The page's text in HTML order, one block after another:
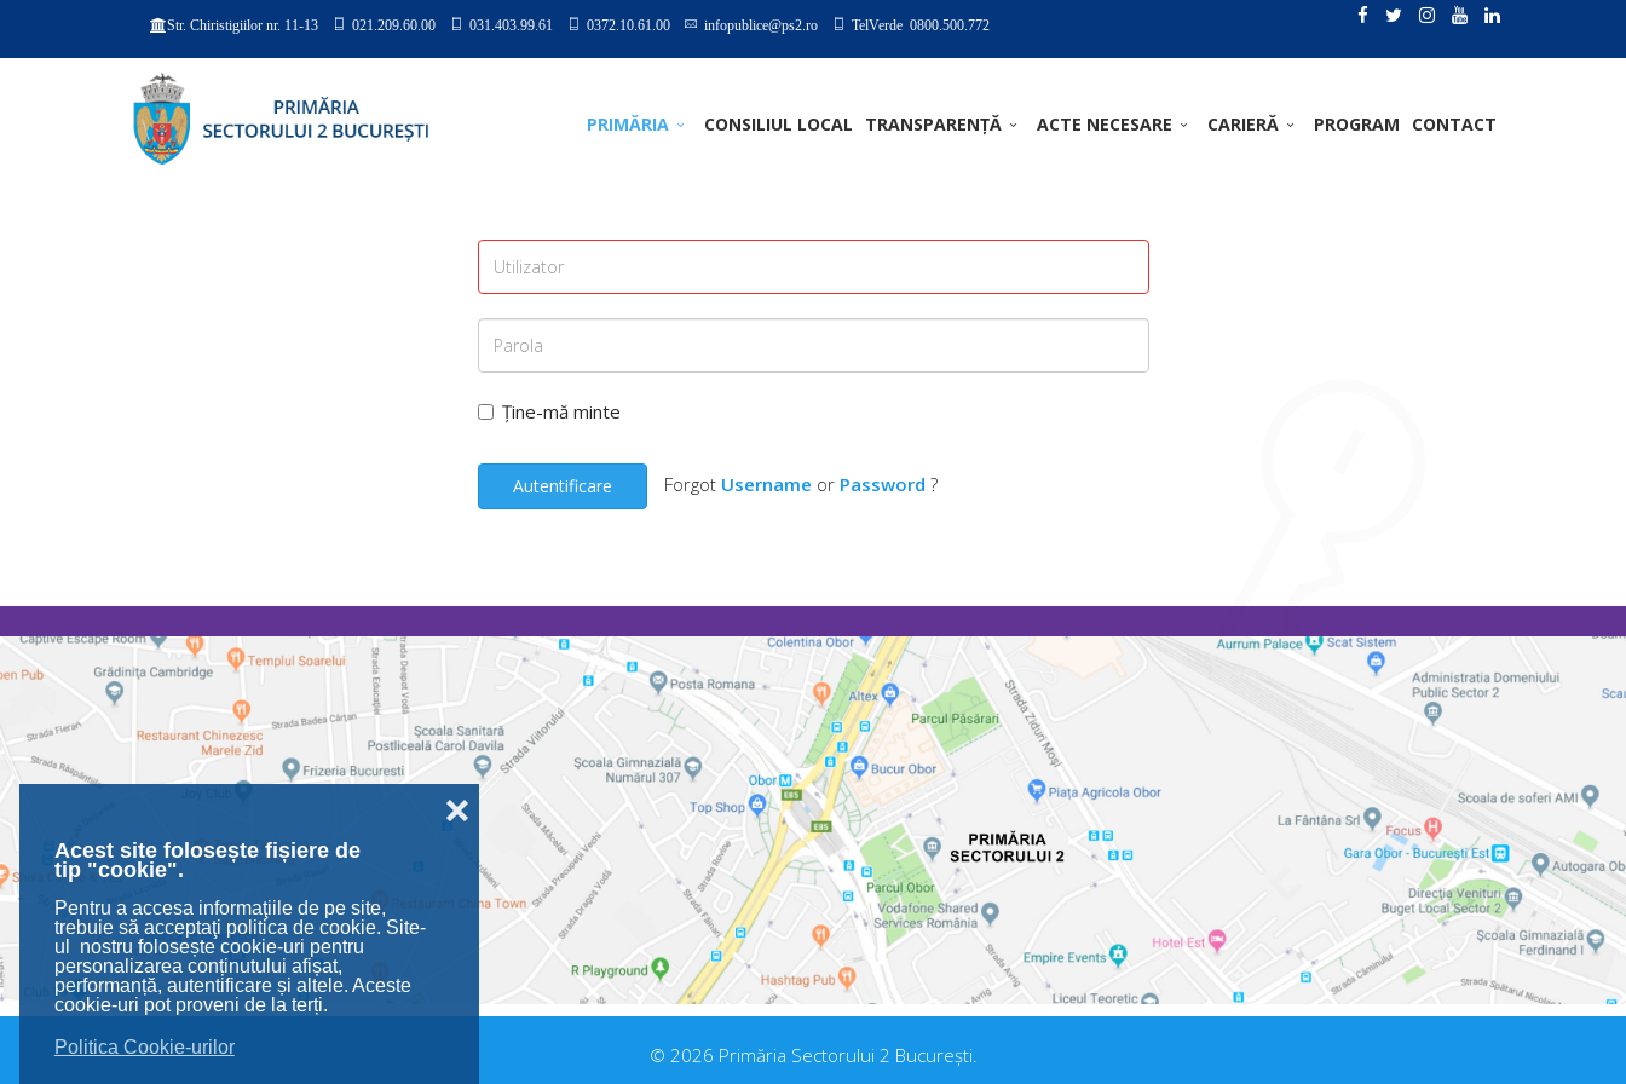
Acest site folosește fișiere de
tip "cookie".
Pentru a accesa informaţiile de pe site,
trebuie să acceptaţi politica de cookie. Site-
ul nostru folosește cookie-uri pentru
personalizarea conținutului afișat,
performanță, autentificare și altele. Aceste
cookie-uri pot proveni de la terți.
Politica Cookie-urilor
❌
Str. Chiristigiilor nr. 11-13 021.209.60.00 031.403.99.61 0372.10.61.00 infopublice@ps2.ro TelVerde 0800.500.772
PRIMĂRIA CONSILIUL LOCAL TRANSPARENȚĂ ACTE NECESARE CARIERĂ PROGRAM CONTACT
Ține-mă minte
Autentificare Forgot Username or Password ?
© 2026 Primăria Sectorului 2 București.